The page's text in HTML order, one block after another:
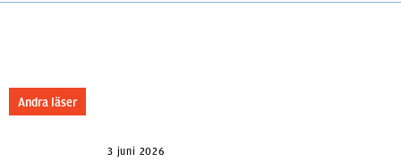
Andra läser
3 juni 2026